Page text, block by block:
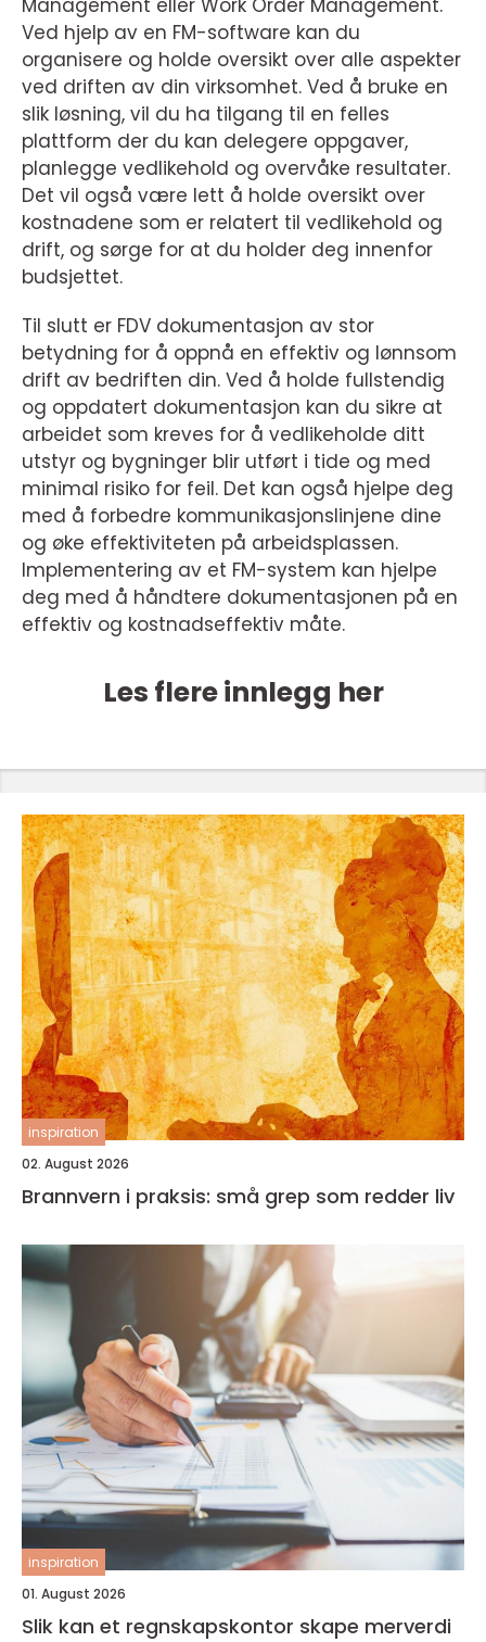
Management eller Work Order Management.
Ved hjelp av en FM-software kan du
organisere og holde oversikt over alle aspekter
ved driften av din virksomhet. Ved å bruke en
slik løsning, vil du ha tilgang til en felles
plattform der du kan delegere oppgaver,
planlegge vedlikehold og overvåke resultater.
Det vil også være lett å holde oversikt over
kostnadene som er relatert til vedlikehold og
drift, og sørge for at du holder deg innenfor
budsjettet.
Til slutt er FDV dokumentasjon av stor
betydning for å oppnå en effektiv og lønnsom
drift av bedriften din. Ved å holde fullstendig
og oppdatert dokumentasjon kan du sikre at
arbeidet som kreves for å vedlikeholde ditt
utstyr og bygninger blir utført i tide og med
minimal risiko for feil. Det kan også hjelpe deg
med å forbedre kommunikasjonslinjene dine
og øke effektiviteten på arbeidsplassen.
Implementering av et FM-system kan hjelpe
deg med å håndtere dokumentasjonen på en
effektiv og kostnadseffektiv måte.
Les flere innlegg her
inspiration
02. August 2026
Brannvern i praksis: små grep som redder liv
inspiration
01. August 2026
Slik kan et regnskapskontor skape merverdi